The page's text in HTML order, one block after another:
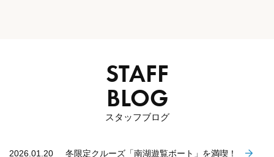
STAFF
BLOG
スタッフブログ
2026.01.20 冬限定クルーズ「南湖遊覧ボート」を満喫！